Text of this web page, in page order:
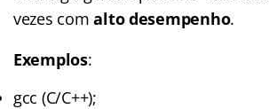
vezes comalto desempenho.
Exemplos:
gcc (C/C++);